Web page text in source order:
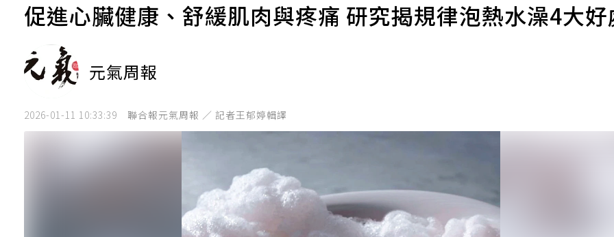
促進心臟健康、舒緩肌肉與疼痛 研究揭規律泡熱水澡4大
元氣周報
2026-01-11 10:33:39 聯合報元氣周報 ／ 記者王郁婷輯譯